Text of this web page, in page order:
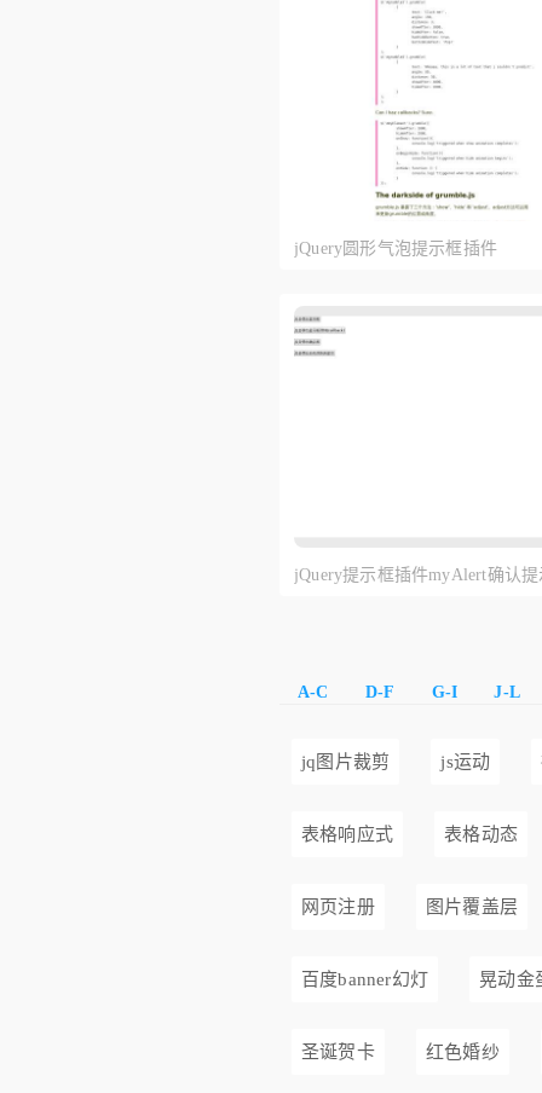
jQuery圆形气泡提示框插件
jQuery提示框插件myAlert确认
A-C D-F G-I J-L
jq图片裁剪 js运动
表格响应式 表格动态
网页注册 图片覆盖层
百度banner幻灯 晃动金
圣诞贺卡 红色婚纱